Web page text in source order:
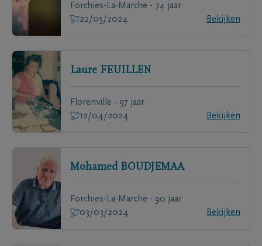
Forchies-La-Marche - 74 jaar
22/05/2024
Bekijken
Laure FEUILLEN
Florenville - 97 jaar
12/04/2024
Bekijken
Mohamed BOUDJEMAA
Forchies-La-Marche - 90 jaar
03/03/2024
Bekijken